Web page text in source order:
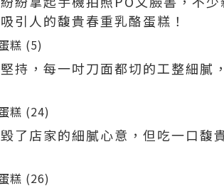
引人的馥貴春重乳酪蛋糕！
持，每一吋刀面都切的工整細膩
了店家的細膩心意，但吃一口馥